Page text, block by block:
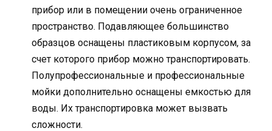
прибор или в помещении очень ограниченное
пространство. Подавляющее большинство
образцов оснащены пластиковым корпусом, за
счет которого прибор можно транспортировать.
Полупрофессиональные и профессиональные
мойки дополнительно оснащены емкостью для
воды. Их транспортировка может вызвать
сложности.